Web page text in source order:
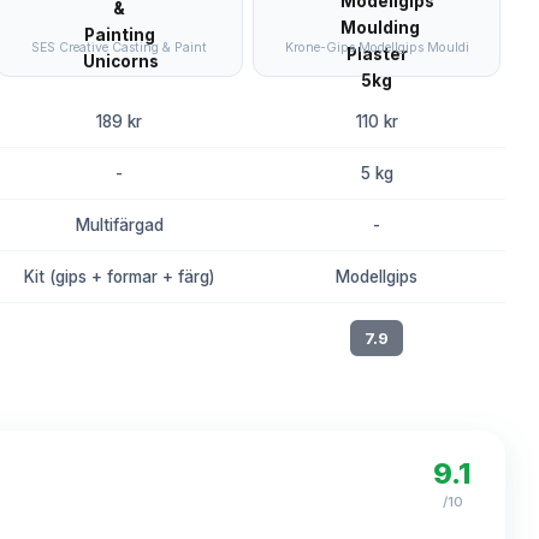
SES Creative Casting & Paint Krone-Gips Modellgips Mouldi
189 kr 110 kr
- 5 kg
Multifärgad -
Kit (gips + formar + färg) Modellgips
7.9
9.1
/10